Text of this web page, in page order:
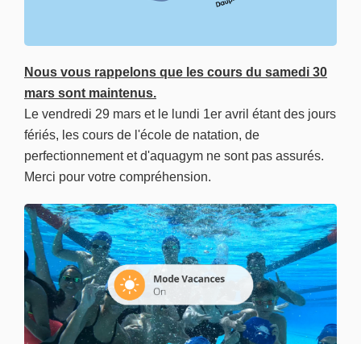
Nous vous rappelons que les cours du samedi 30
mars sont maintenus.
Le vendredi 29 mars et le lundi 1er avril étant des jours
fériés, les cours de l'école de natation, de
perfectionnement et d'aquagym ne sont pas assurés.
Merci pour votre compréhension.